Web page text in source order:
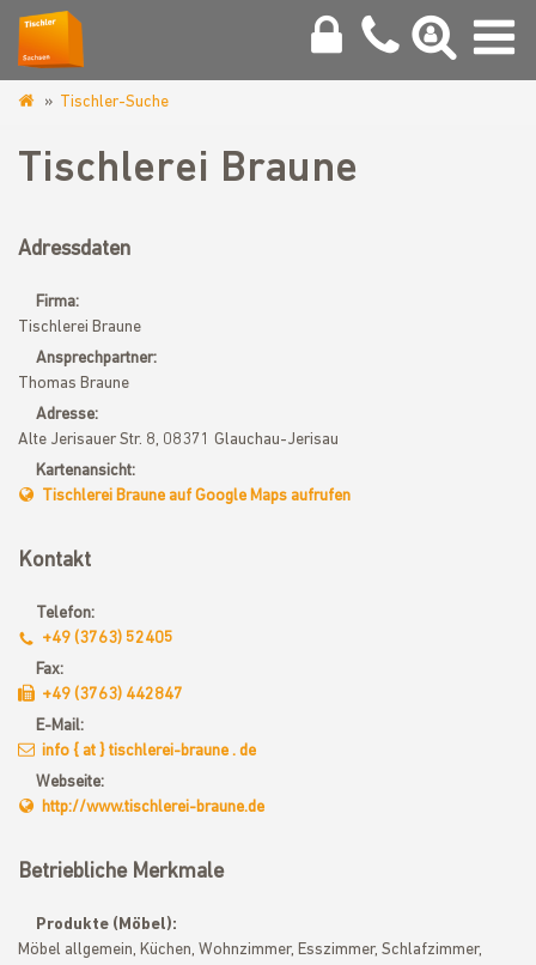
sachsen.de
Tischler-Suche
Tischlerei Braune
Adressdaten
Firma:
Tischlerei Braune
Ansprechpartner:
Thomas Braune
Adresse:
Alte Jerisauer Str. 8, 08371 Glauchau-Jerisau
Kartenansicht:
Tischlerei Braune auf Google Maps aufrufen
Kontakt
Telefon:
+49 (3763) 52405
Fax:
+49 (3763) 442847
E-Mail:
info { at } tischlerei-braune . de
Webseite:
http://www.tischlerei-braune.de
Betriebliche Merkmale
Produkte (Möbel):
Möbel allgemein, Küchen, Wohnzimmer, Esszimmer, Schlafzimmer,